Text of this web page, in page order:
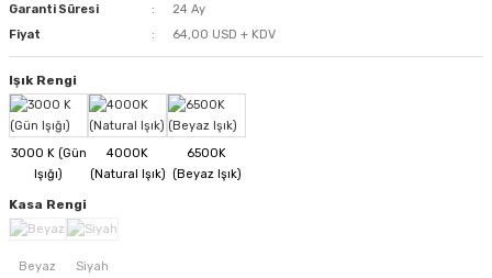
Garanti Süresi
24 Ay
Fiyat
64,00 USD + KDV
Işık Rengi
Kasa Rengi